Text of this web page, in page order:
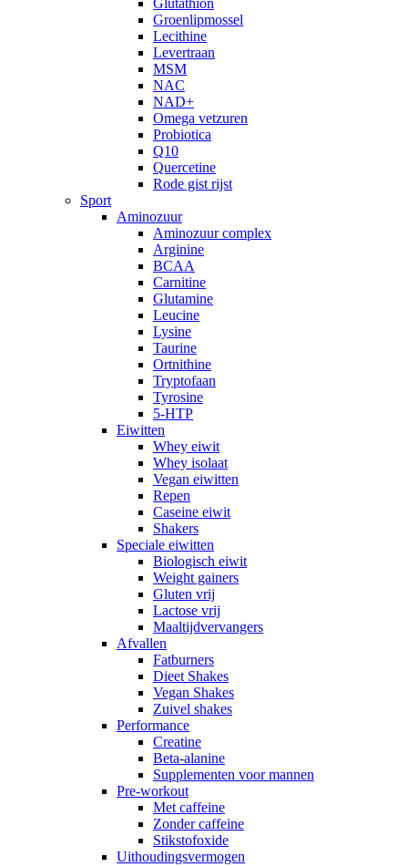
Glutathion
Groenlipmossel
Lecithine
Levertraan
MSM
NAC
NAD+
Omega vetzuren
Probiotica
Q10
Quercetine
Rode gist rijst
Sport
Aminozuur
Aminozuur complex
Arginine
BCAA
Carnitine
Glutamine
Leucine
Lysine
Taurine
Ortnithine
Tryptofaan
Tyrosine
5-HTP
Eiwitten
Whey eiwit
Whey isolaat
Vegan eiwitten
Repen
Caseine eiwit
Shakers
Speciale eiwitten
Biologisch eiwit
Weight gainers
Gluten vrij
Lactose vrij
Maaltijdvervangers
Afvallen
Fatburners
Dieet Shakes
Vegan Shakes
Zuivel shakes
Performance
Creatine
Beta-alanine
Supplementen voor mannen
Pre-workout
Met caffeine
Zonder caffeine
Stikstofoxide
Uithoudingsvermogen